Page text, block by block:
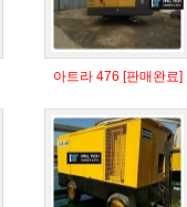
아트라 476 [판매완료]